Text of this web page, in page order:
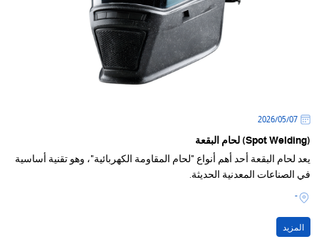
07‏/05‏/2026
(Spot Welding) لحام البقعة
يعد لحام البقعة أحد أهم أنواع "لحام المقاومة الكهربائية"، وهو تقنية أساسية
في الصناعات المعدنية الحديثة.
-
المزيد